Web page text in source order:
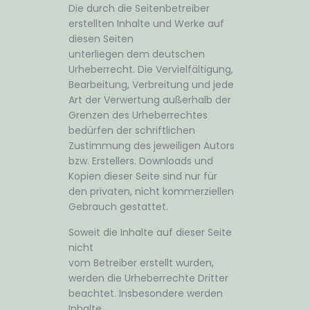
Die durch die Seitenbetreiber
erstellten Inhalte und Werke auf
diesen Seiten
unterliegen dem deutschen
Urheberrecht. Die Vervielfältigung,
Bearbeitung, Verbreitung und jede
Art der Verwertung außerhalb der
Grenzen des Urheberrechtes
bedürfen der schriftlichen
Zustimmung des jeweiligen Autors
bzw. Erstellers. Downloads und
Kopien dieser Seite sind nur für
den privaten, nicht kommerziellen
Gebrauch gestattet.
Soweit die Inhalte auf dieser Seite
nicht
vom Betreiber erstellt wurden,
werden die Urheberrechte Dritter
beachtet. Insbesondere werden